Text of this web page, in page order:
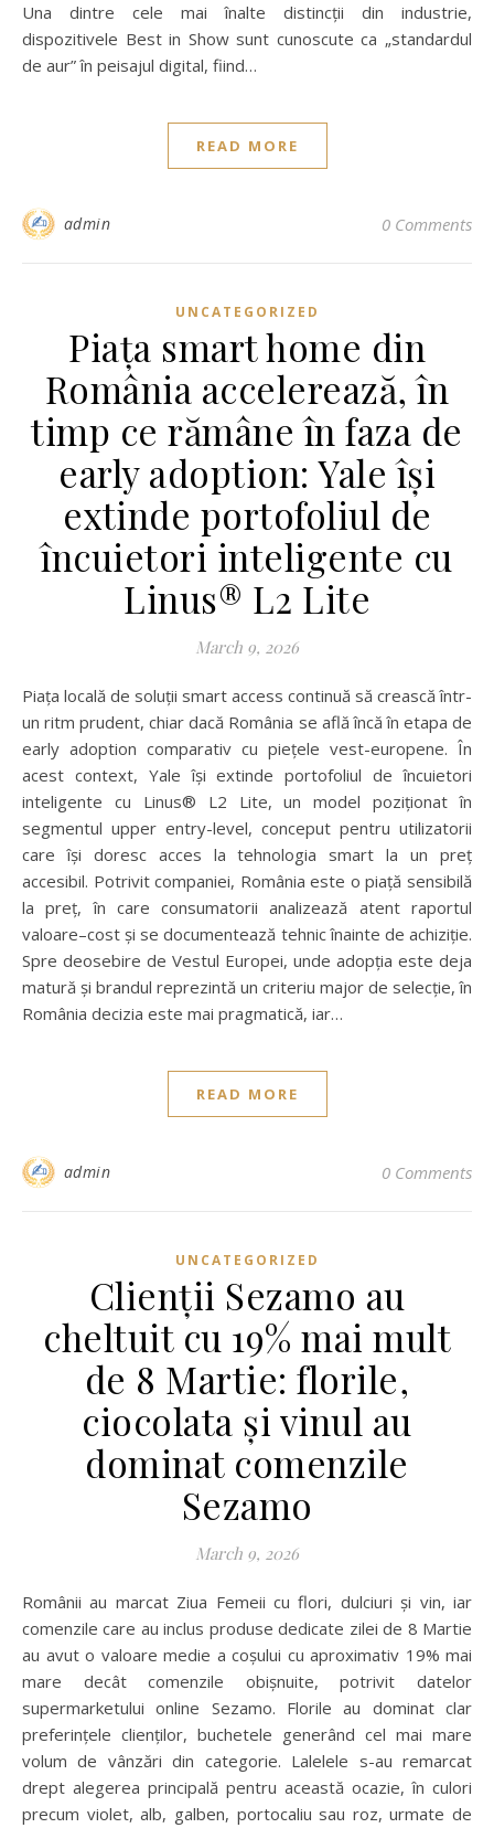
Una dintre cele mai înalte distincții din industrie,
dispozitivele Best in Show sunt cunoscute ca „standardul
de aur” în peisajul digital, fiind…
READ MORE
admin 0 Comments
UNCATEGORIZED
Piața smart home din
România accelerează, în
timp ce rămâne în faza de
early adoption: Yale își
extinde portofoliul de
încuietori inteligente cu
Linus® L2 Lite
March 9, 2026
Piața locală de soluții smart access continuă să crească într-
un ritm prudent, chiar dacă România se află încă în etapa de
early adoption comparativ cu piețele vest-europene. În
acest context, Yale își extinde portofoliul de încuietori
inteligente cu Linus® L2 Lite, un model poziționat în
segmentul upper entry-level, conceput pentru utilizatorii
care își doresc acces la tehnologia smart la un preț
accesibil. Potrivit companiei, România este o piață sensibilă
la preț, în care consumatorii analizează atent raportul
valoare–cost și se documentează tehnic înainte de achiziție.
Spre deosebire de Vestul Europei, unde adopția este deja
matură și brandul reprezintă un criteriu major de selecție, în
România decizia este mai pragmatică, iar…
READ MORE
admin 0 Comments
UNCATEGORIZED
Clienții Sezamo au
cheltuit cu 19% mai mult
de 8 Martie: florile,
ciocolata și vinul au
dominat comenzile
Sezamo
March 9, 2026
Românii au marcat Ziua Femeii cu flori, dulciuri și vin, iar
comenzile care au inclus produse dedicate zilei de 8 Martie
au avut o valoare medie a coșului cu aproximativ 19% mai
mare decât comenzile obișnuite, potrivit datelor
supermarketului online Sezamo. Florile au dominat clar
preferințele clienților, buchetele generând cel mai mare
volum de vânzări din categorie. Lalelele s-au remarcat
drept alegerea principală pentru această ocazie, în culori
precum violet, alb, galben, portocaliu sau roz, urmate de